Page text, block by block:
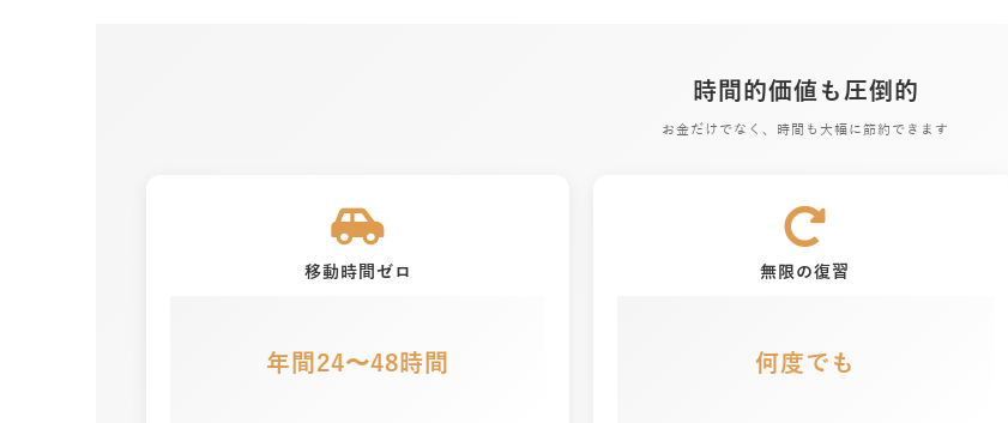
時間的価値も圧倒的
お金だけでなく、時間も大幅に節約できます
移動時間ゼロ
年間24〜48時間
無限の復習
何度でも